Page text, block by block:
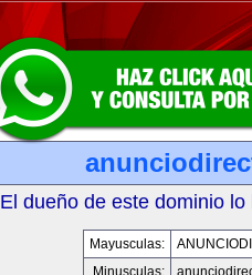
El dueño de este dominio
Mayusculas:
Minusculas: